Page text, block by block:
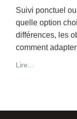
Suivi ponctuel
quelle option
différences, les
comment
Lire...